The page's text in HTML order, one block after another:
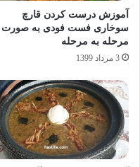
آموزش درست کردن قارچ
سوخاری فست فودی به صورت
مرحله به مرحله
3 مرداد 1399